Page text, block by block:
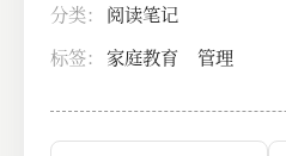
分类：
阅读笔记
标签： 家庭教育 管理